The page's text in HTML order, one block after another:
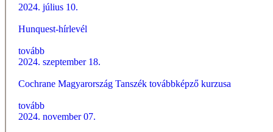
2024. július 10.
Hunquest-hírlevél
tovább
2024. szeptember 18.
Cochrane Magyarország Tanszék továbbképző kurzusa
tovább
2024. november 07.